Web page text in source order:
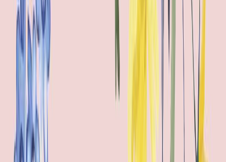
Εκδόσεις
Διόπτρα
Άκουσε το στο App
Διάρκεια
19ω 40λ